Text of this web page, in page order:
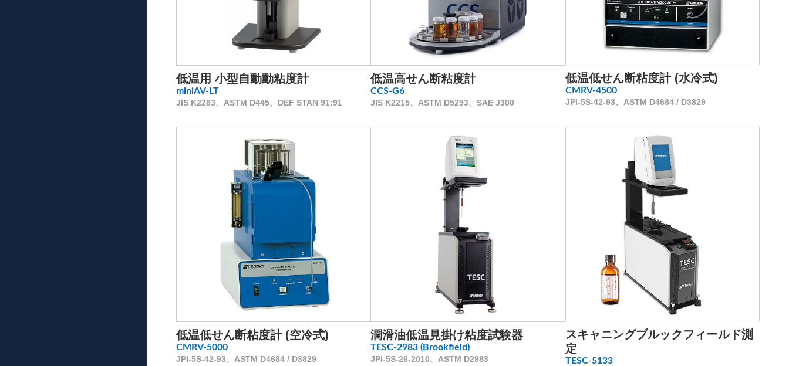
低温用 小型自動動粘度計
miniAV-LT
JIS K2283、ASTM D445、DEF STAN 91:91
低温高せん断粘度計
CCS-G6
JIS K2215、ASTM D5293、SAE J300
低温低せん断粘度計 (水冷式)
CMRV-4500
JPI-5S-42-93、ASTM D4684 / D3829
低温低せん断粘度計 (空冷式)
CMRV-5000
JPI-5S-42-93、ASTM D4684 / D3829
潤滑油低温見掛け粘度試験器
TESC-2983 (Brookfield)
JPI-5S-26-2010、ASTM D2983
スキャニングブルックフィールド測
定
TESC-5133